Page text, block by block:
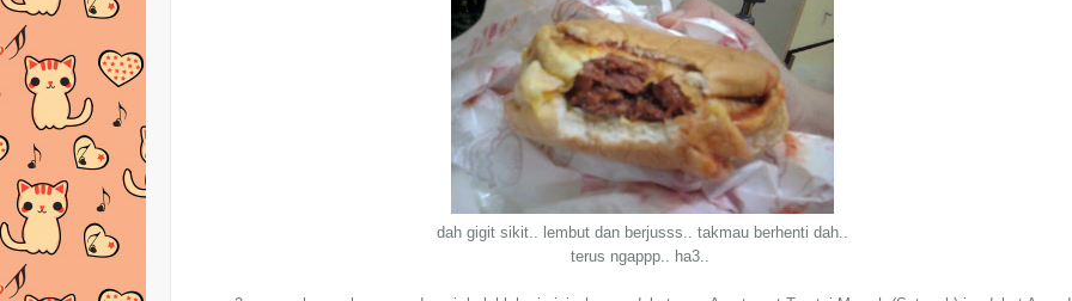
dah gigit sikit.. lembut dan berjusss.. takmau berhenti dah..
terus ngappp.. ha3..